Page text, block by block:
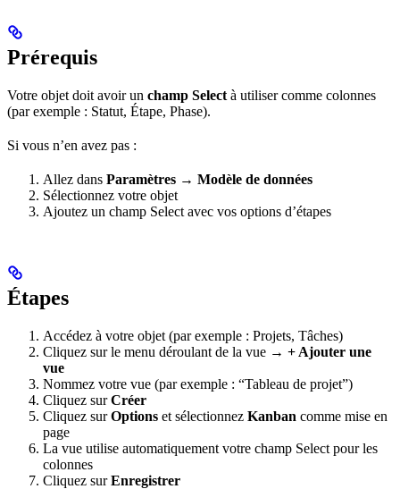
Prérequis
Votre objet doit avoir un champ Select à utiliser comme colonnes
(par exemple : Statut, Étape, Phase).
Si vous n’en avez pas :
Allez dans Paramètres → Modèle de données
Sélectionnez votre objet
Ajoutez un champ Select avec vos options d’étapes
Étapes
Accédez à votre objet (par exemple : Projets, Tâches)
Cliquez sur le menu déroulant de la vue → + Ajouter une
vue
Nommez votre vue (par exemple : “Tableau de projet”)
Cliquez surCréer
Cliquez surOptions et sélectionnez Kanban comme mise en
page
La vue utilise automatiquement votre champ Select pour les
colonnes
Cliquez surEnregistrer